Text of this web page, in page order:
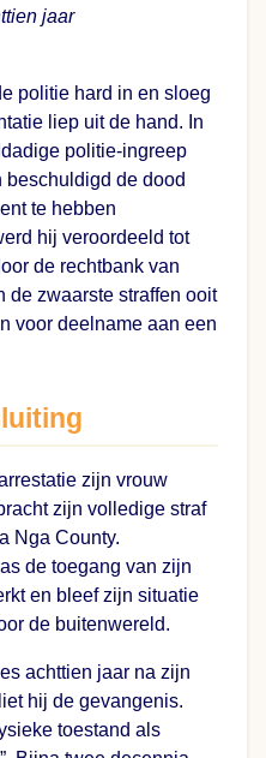
jaar
politie hard in en sloeg
liep uit de hand. In
politie-ingreep
de dood
te hebben
hij veroordeeld tot
de rechtbank van
zwaarste straffen ooit
voor deelname aan een
zijn vrouw
zijn volledige straf
Nga County.
de toegang van zijn
en bleef zijn situatie
de buitenwereld.
achttien jaar na zijn
hij de gevangenis.
toestand als